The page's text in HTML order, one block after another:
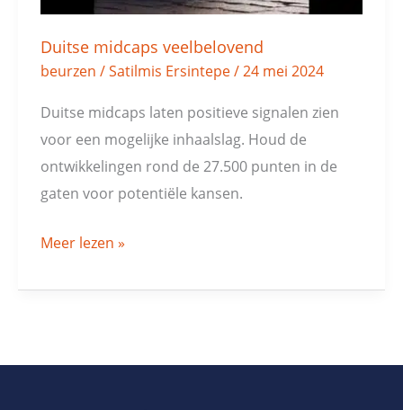
Duitse midcaps veelbelovend
beurzen /Satilmis Ersintepe/24 mei 2024
Duitse midcaps laten positieve signalen zien
voor een mogelijke inhaalslag. Houd de
ontwikkelingen rond de 27.500 punten in de
gaten voor potentiële kansen.
Meer lezen »